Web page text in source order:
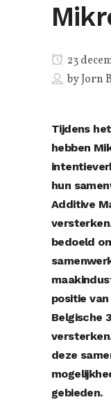
23
byJorn
Tijdens
hebben
hun
Additive
bedoeld
positie
Belgische
deze
gebieden.